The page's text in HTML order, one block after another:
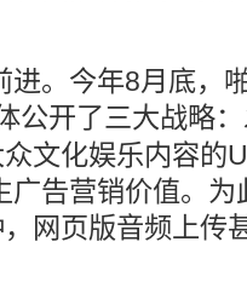
进。今年8月底，
公开了三大战略
众文化娱乐内容的
广告营销价值。
网页版音频上传